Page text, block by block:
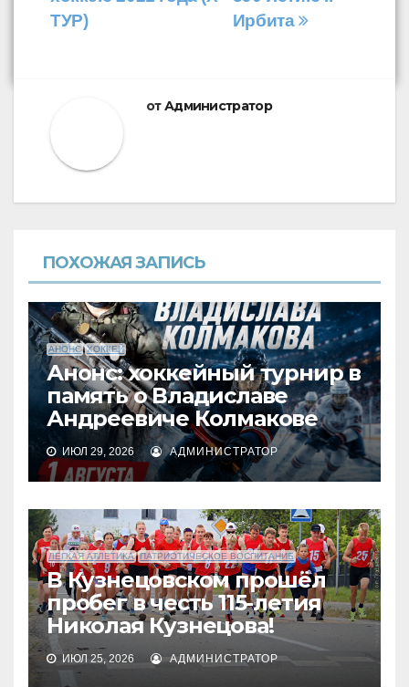
Ирбита
ТУР)
отАдминистратор
ПОХОЖАЯ ЗАПИСЬ
АНОНС ХОККЕЙ
Анонс: хоккейный турнир в
память о Владиславе
Андреевиче Колмакове
ИЮЛ 29, 2026 АДМИНИСТРАТОР
ЛЕГКАЯ АТЛЕТИКА ПАТРИОТИЧЕСКОЕ ВОСПИТАНИЕ
В Кузнецовском прошёл
пробег в честь 115-летия
Николая Кузнецова!
ИЮЛ 25, 2026 АДМИНИСТРАТОР